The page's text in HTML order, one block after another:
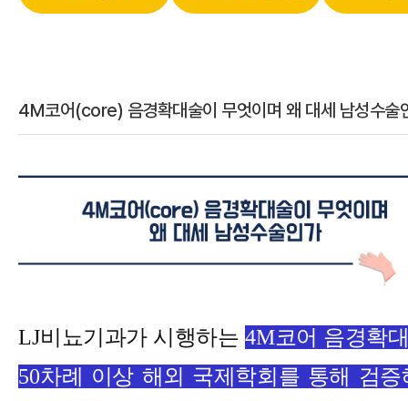
4M코어(core) 음경확대술이 무엇이며 왜 대세 남성수술
LJ비뇨기과가 시행하는 4M코어 음경확
50차례 이상 해외 국제학회를 통해 검증